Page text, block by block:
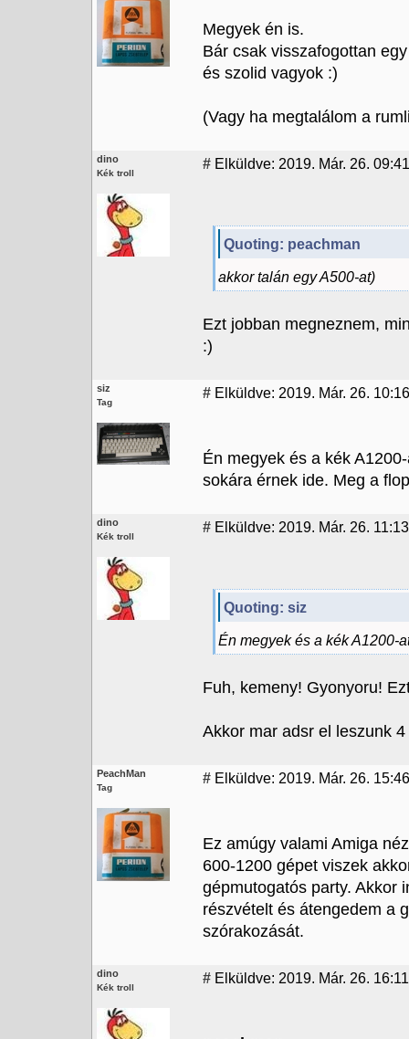
Megyek én is.
Bár csak visszafogottan
és szolid vagyok :)
(Vagy ha megtalálom a
dino
Kék troll
# Elküldve: 2019. Már. 26. 09:41
Quoting: peachman
akkor talán egy A500-at)
Ezt jobban megneznem,
:)
siz
Tag
# Elküldve: 2019. Már. 26. 10:16
Én megyek és a kék
sokára érnek ide. Meg a
dino
Kék troll
# Elküldve: 2019. Már. 26.
Quoting: siz
Én megyek és a kék A1200-
Fuh, kemeny! Gyonyoru!
Akkor mar adsr el leszunk
PeachMan
Tag
# Elküldve: 2019. Már. 26. 15:46
Ez amúgy valami Amiga
600-1200 gépet viszek
gépmutogatós party. Akkor
részvételt és átengedem a
szórakozását.
dino
Kék troll
# Elküldve: 2019. Már. 26. 16:11